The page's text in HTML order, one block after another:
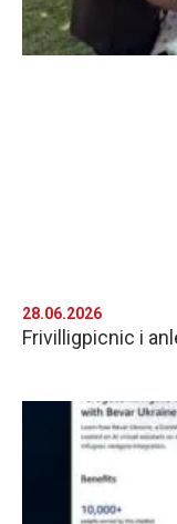
Frivilligpicnic i
28.06.2026